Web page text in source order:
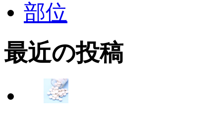
部位
最近の投稿